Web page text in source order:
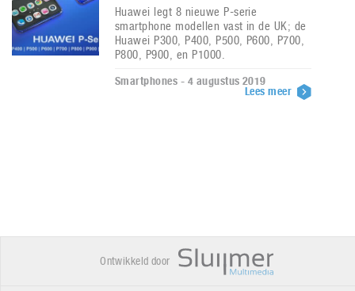
Huawei legt 8 nieuwe P-serie
smartphone modellen vast in de UK; de
Huawei P300, P400, P500, P600, P700,
P800, P900, en P1000.
Smartphones - 4 augustus 2019
Lees meer
Ontwikkeld door